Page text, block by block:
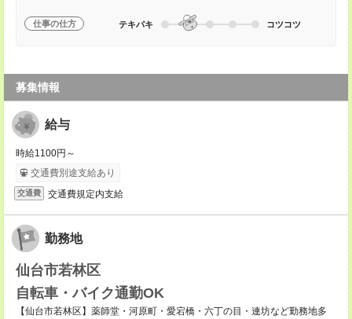
仕事の仕方 テキパキ コツコツ
募集情報
給与
時給1100円～
交通費別途支給あり
交通費 交通費規定内支給
勤務地
仙台市若林区
自転車・バイク通勤OK
【仙台市若林区】薬師堂・河原町・愛宕橋・六丁の目・連坊など勤務地多